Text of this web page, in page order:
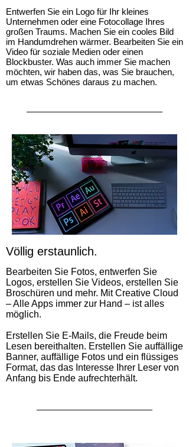
Entwerfen Sie ein Logo für Ihr kleines
Unternehmen oder eine Fotocollage Ihres
großen Traums. Machen Sie ein cooles Bild
im Handumdrehen wärmer. Bearbeiten Sie ein
Video für soziale Medien oder einen
Blockbuster. Was auch immer Sie machen
möchten, wir haben das, was Sie brauchen,
um etwas Schönes daraus zu machen.
Völlig erstaunlich.
Bearbeiten Sie Fotos, entwerfen Sie
Logos, erstellen Sie Videos, erstellen Sie
Broschüren und mehr. Mit Creative Cloud
– Alle Apps immer zur Hand – ist alles
möglich.
Erstellen Sie E-Mails, die Freude beim
Lesen bereithalten. Erstellen Sie auffällige
Banner, auffällige Fotos und ein flüssiges
Format, das das Interesse Ihrer Leser von
Anfang bis Ende aufrechterhält.